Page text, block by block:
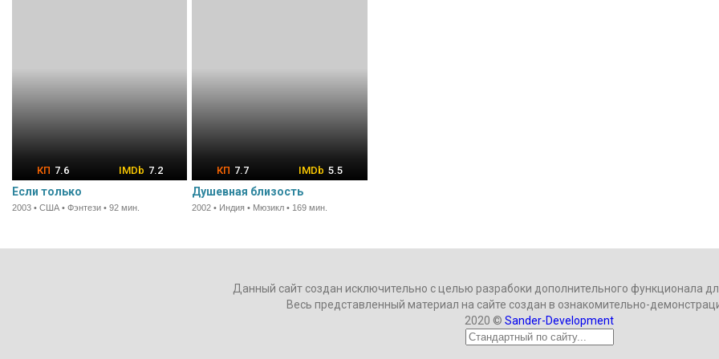
7.6 7.2
Если только
2003 • США • Фэнтези • 92 мин.
7.7 5.5
Душевная близость
2002 • Индия • Мюзикл • 169 мин.
Данный сайт создан исключительно с целью разрабоки дополнительного функционала
Весь представленный материал на сайте создан в ознакомительно-
2020 © Sander-Development